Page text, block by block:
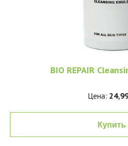
BIO REPAIR
Цена:
Купить